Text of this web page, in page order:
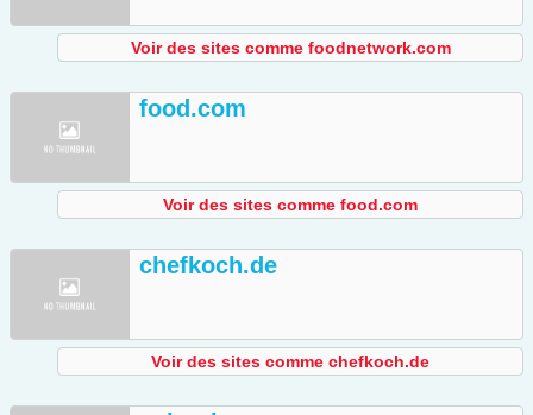
Voir des sites comme foodnetwork.com
food.com
Voir des sites comme food.com
chefkoch.de
Voir des sites comme chefkoch.de